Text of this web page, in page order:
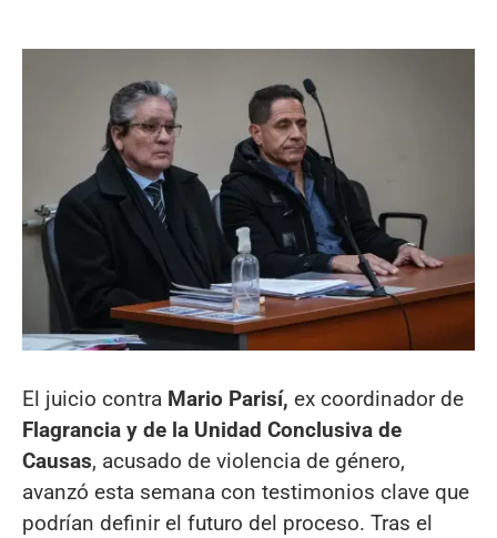
El juicio contra Mario Parisí, ex coordinador de
Flagrancia y de la Unidad Conclusiva de
Causas, acusado de violencia de género,
avanzó esta semana con testimonios clave que
podrían definir el futuro del proceso. Tras el